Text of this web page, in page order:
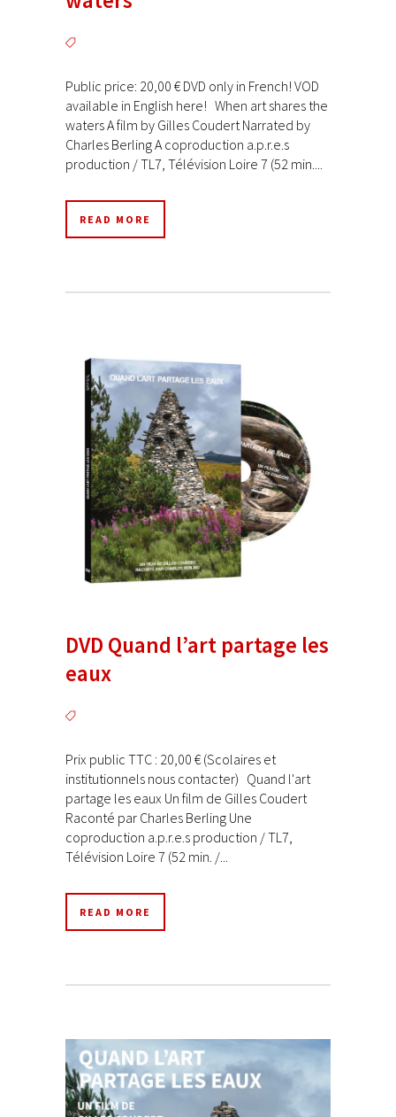
Public price: 20,00 € DVD only in French! VOD
available in English here! When art shares the
waters A film by Gilles Coudert Narrated by
Charles Berling A coproduction a.p.r.e.s
production / TL7, Télévision Loire 7 (52 min....
READ MORE
DVD Quand l’art partage les
eaux
Prix public TTC : 20,00 € (Scolaires et
institutionnels nous contacter) Quand l'art
partage les eaux Un film de Gilles Coudert
Raconté par Charles Berling Une
coproduction a.p.r.e.s production / TL7,
Télévision Loire 7 (52 min. /...
READ MORE